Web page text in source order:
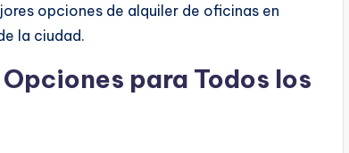
opciones de alquiler de oficinas en
la ciudad.
para Todos los